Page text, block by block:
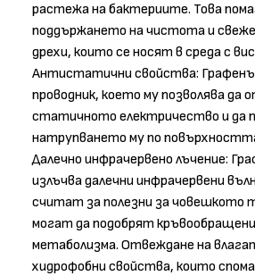
растежа на бактериите. Това
поддържането на чистота и
дрехи, които се носят в среда с
Антистатични свойства:
проводник, което му позволява да
статичното електричество и да
натрупването му по
Далечно инфрачервено лъчение:
излъчва далечни инфрачервени
считат за полезни за човешкото
могат да подобрят
метаболизма. Отвеждане на
хидрофобни свойства, които